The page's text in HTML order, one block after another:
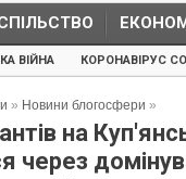
ВІЙНА КОРОНАВІРУС
» Новини блогосфери »
на
через